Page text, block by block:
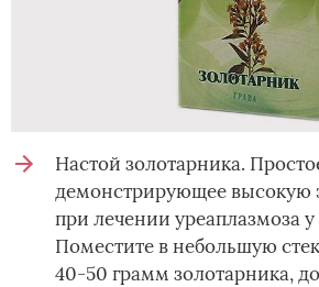
Настой золотарника.
демонстрирующее высокую
при лечении уреаплазмоза
Поместите в небольшую
40-50 грамм золотарника,